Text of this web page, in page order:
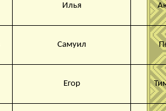
Илья
Самуил
Егор